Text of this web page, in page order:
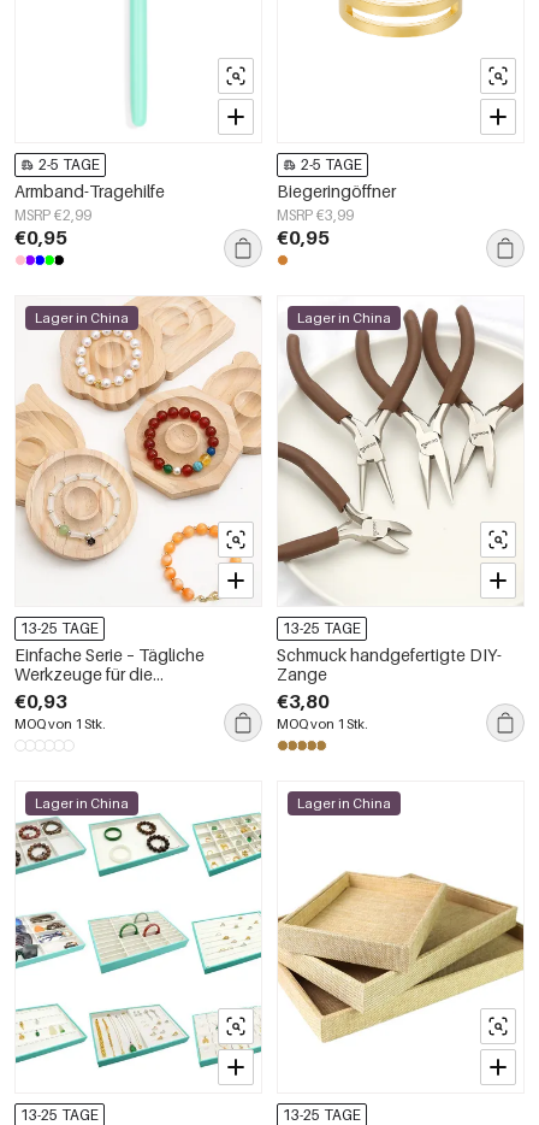
2-5 TAGE
Armband-Tragehilfe
MSRP €2,99
€0,95
2-5 TAGE
Biegeringöffner
MSRP €3,99
€0,95
Lager in China
13-25 TAGE
Einfache Serie – Tägliche
Werkzeuge für die
Schmuckbearbeitung aus
einfarbigem Holz
€0,93
MOQ von 1 Stk.
Lager in China
13-25 TAGE
Schmuck handgefertigte DIY-
Zange
€3,80
MOQ von 1 Stk.
Lager in China
13-25 TAGE
Lager in China
13-25 TAGE